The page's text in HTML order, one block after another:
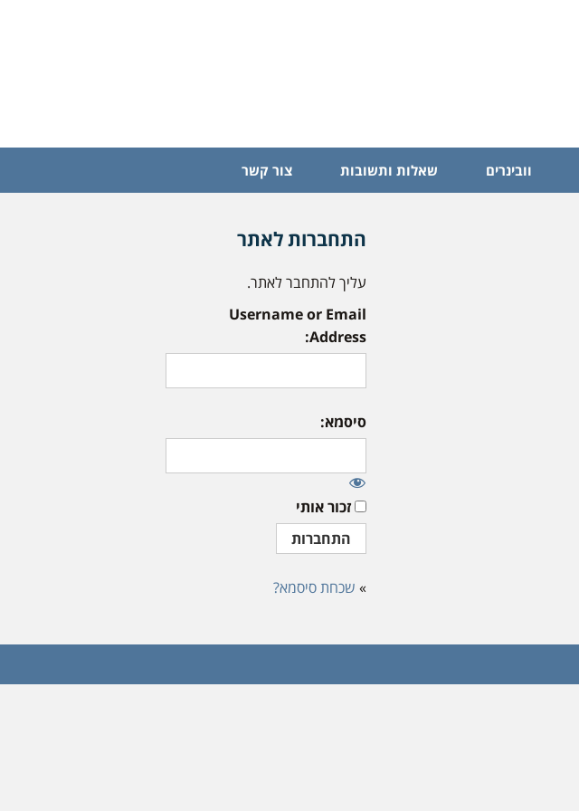
וובינרים שאלות ותשובות צור קשר
התחברות לאתר
עליך להתחבר לאתר.
Username or Email
Address:
סיסמא:
זכור אותי
» שכחת סיסמא?